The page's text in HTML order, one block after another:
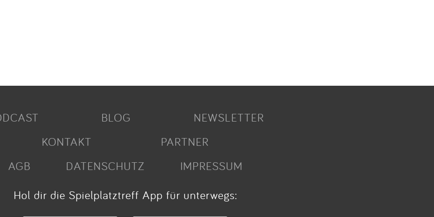
BLOG
NEWSLETTER
KONTAKT
PARTNER
AGB
DATENSCHUTZ
IMPRESSUM
Hol dir die Spielplatztreff App für unterwegs: